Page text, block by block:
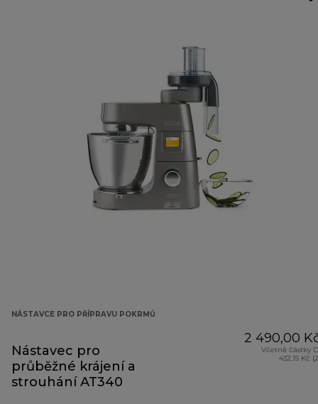
NÁSTAVCE PRO PŘÍPRAVU POKRMŮ
Nástavec pro
průběžné krájení a
strouhání AT340
2 490,00
Včetně částky
432,15 Kč